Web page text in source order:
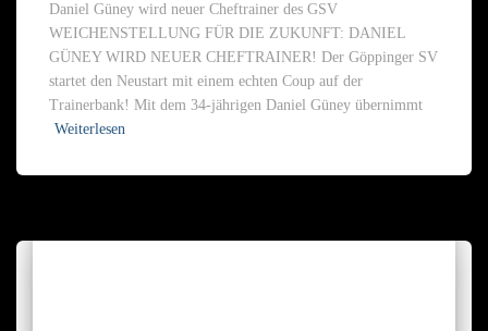
Daniel Güney wird neuer Cheftrainer des GSV
WEICHENSTELLUNG FÜR DIE ZUKUNFT: DANIEL
GÜNEY WIRD NEUER CHEFTRAINER! Der Göppinger SV
startet den Neustart mit einem echten Coup auf der
Trainerbank! Mit dem 34-jährigen Daniel Güney übernimmt
Weiterlesen